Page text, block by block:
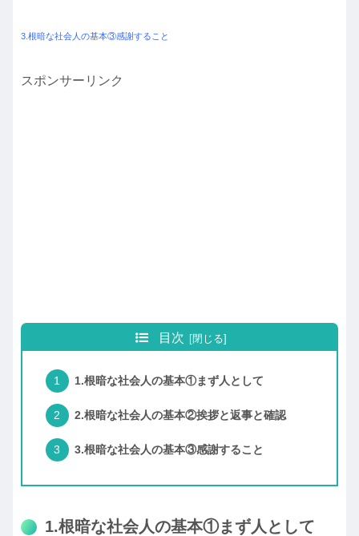
3.根暗な社会人の基本③感謝すること
スポンサーリンク
目次
1.根暗な社会人の基本①まず人として
2.根暗な社会人の基本②挨拶と返事と確認
3.根暗な社会人の基本③感謝すること
1.根暗な社会人の基本①まず人として